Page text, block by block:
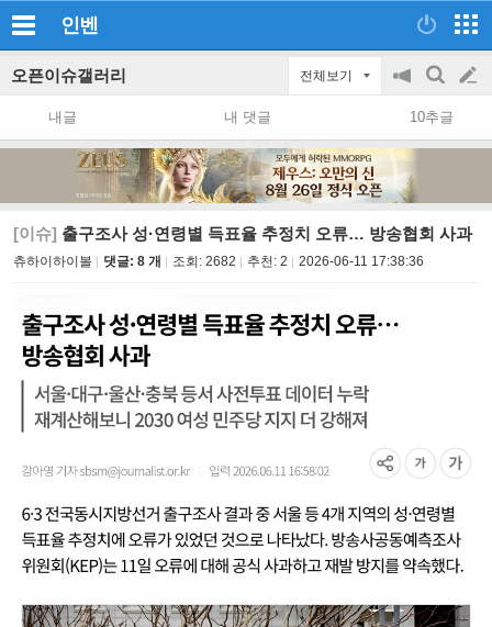
인벤
오픈이슈갤러리 전체보기
공
지
on/off
검
색
글
쓰
내글 내 댓글 10추글
[이슈] 출구조사 성·연령별 득표율 추정치 오류… 방송협회 사과
츄하이하이볼 댓글: 8 개 조회: 2682 추천: 2 2026-06-11 17:38:36